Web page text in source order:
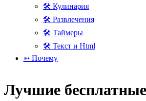
🛠 Кулинария
🛠 Развлечения
🛠 Таймеры
🛠 Текст и Html
➳ Почему
Лучшие